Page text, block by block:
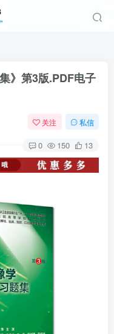
》第3版.PDF电子
关注 私信
0 150 13